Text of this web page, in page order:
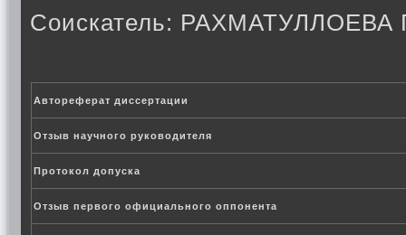
Соискатель:
Автореферат диссертации
Отзыв научного руководителя
Протокол допуска
Отзыв первого официального оппонента